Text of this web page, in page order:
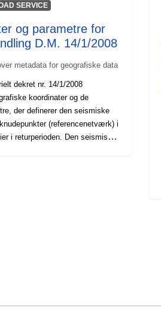
SERVICE
og parametre for
D.M. 14/1/2008
metadata for geografiske data
dekret nr. 14/1/2008
koordinater og de
der definerer den seismiske
(referencenetværk) i
i returperioden. Den seismiske